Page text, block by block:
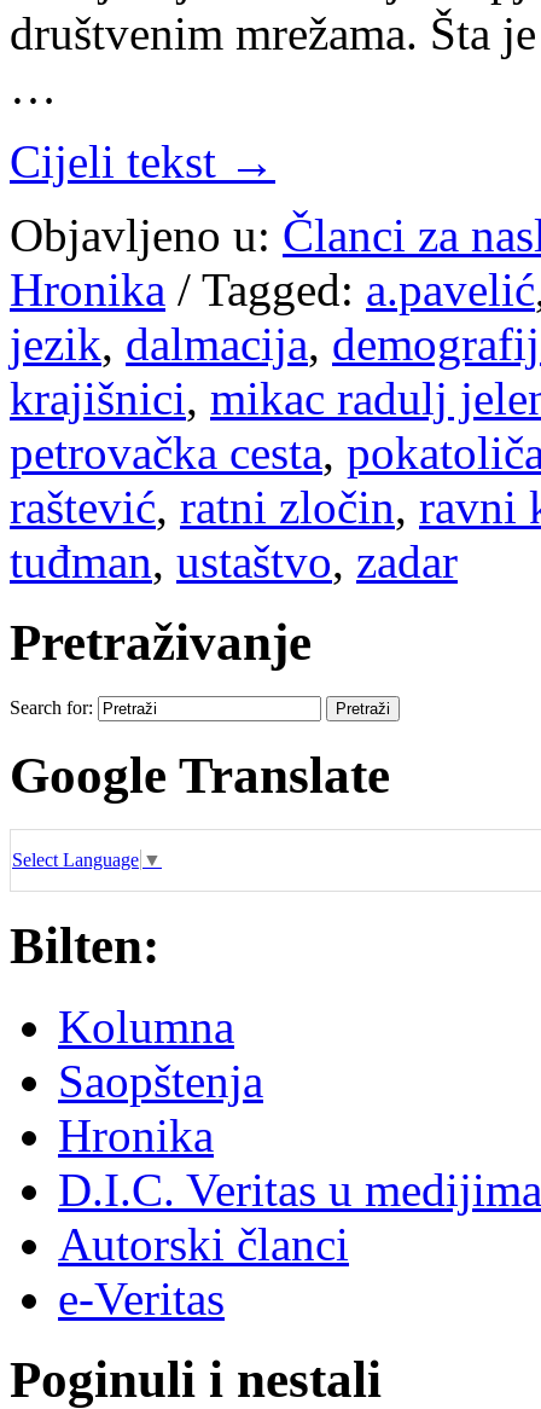
društvenim mrežama. Šta
…
Cijeli tekst →
Objavljeno u: Članci za
Hronika / Tagged: a.pavelić
jezik, dalmacija,
krajišnici, mikac radulj
petrovačka cesta,
raštević, ratni zločin, ravni
tuđman, ustaštvo, zadar
Pretraživanje
Search for:
Google Translate
Select Language ▼
Bilten:
Kolumna
Saopštenja
Hronika
D.I.C. Veritas u medijima
Autorski članci
e-Veritas
Poginuli i nestali